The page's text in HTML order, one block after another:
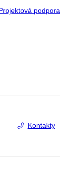
podpora
Kontakty